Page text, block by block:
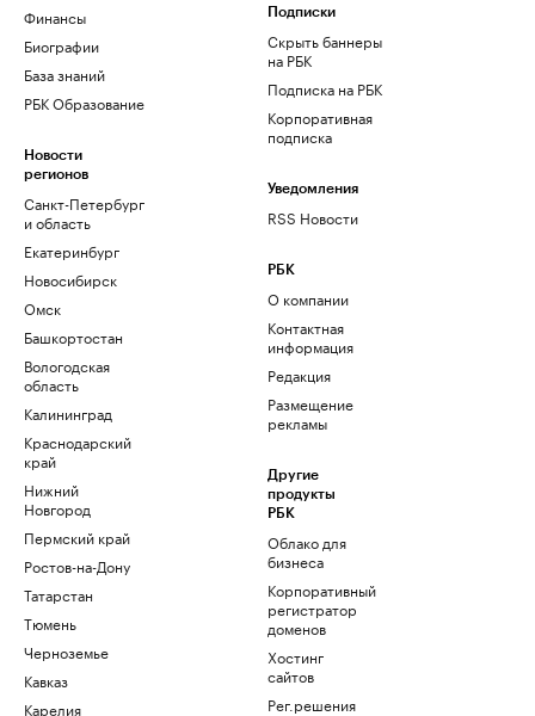
Финансы
Биографии
База знаний
РБК Образование
Новости
регионов
Санкт-Петербург
и область
Екатеринбург
Новосибирск
Омск
Башкортостан
Вологодская
область
Калининград
Краснодарский
край
Нижний
Новгород
Пермский край
Ростов-на-Дону
Татарстан
Тюмень
Черноземье
Кавказ
Карелия
Подписки
Скрыть баннеры
на РБК
Подписка на РБК
Корпоративная
подписка
Уведомления
RSS Новости
РБК
О компании
Контактная
информация
Редакция
Размещение
рекламы
Другие
продукты
РБК
Облако для
бизнеса
Корпоративный
регистратор
доменов
Хостинг
сайтов
Рег.решения